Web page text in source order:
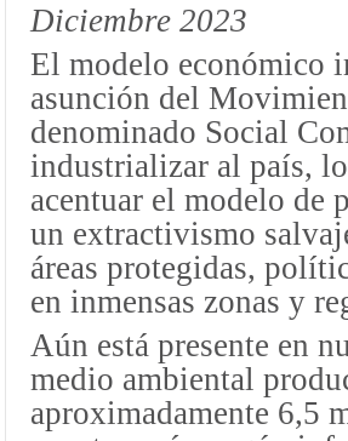
Diciembre 2023
El modelo económico
asunción del
denominado Social
industrializar al país,
acentuar el modelo de
un extractivismo
áreas protegidas,
en inmensas zonas y
Aún está presente en
medio ambiental
aproximadamente 6,5